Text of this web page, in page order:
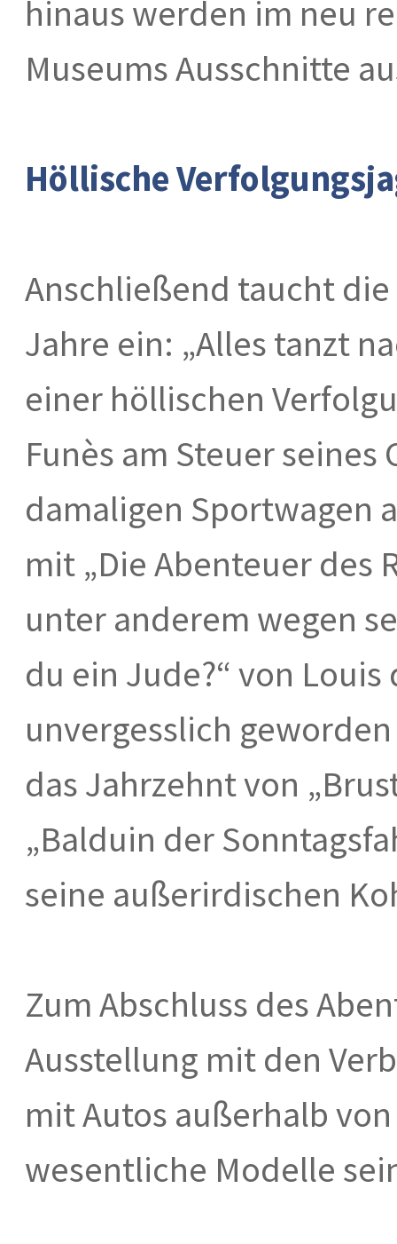
hinaus werden im neu
Museums Ausschnitte
Höllische
Anschließend taucht
Jahre ein: „Alles tanzt
einer höllischen
Funès am Steuer seines
damaligen Sportwagen
mit „Die Abenteuer des
unter anderem wegen
du ein Jude?“ von
unvergesslich
das Jahrzehnt von
„Balduin der
seine außerirdischen
Zum Abschluss des
Ausstellung mit den
mit Autos außerhalb
wesentliche Modelle